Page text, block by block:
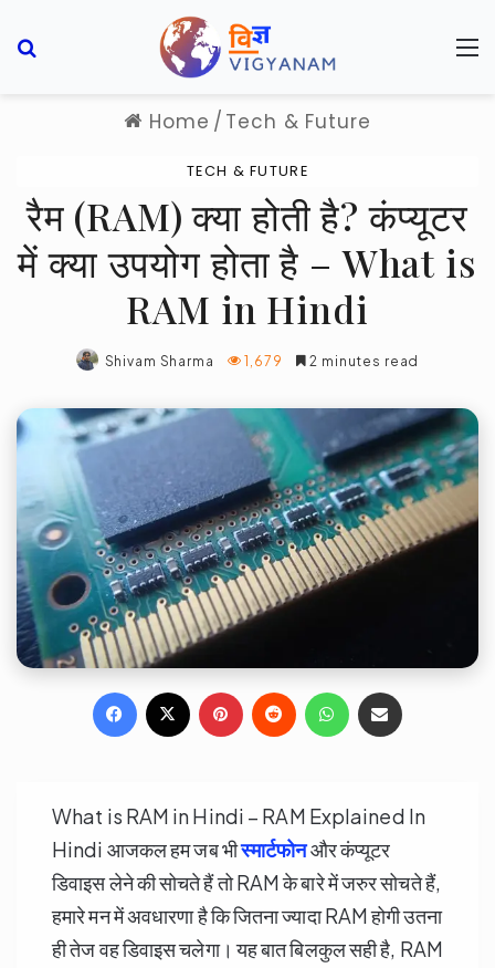
Home / Tech & Future
TECH & FUTURE
रैम (RAM) क्या होती है? कंप्यूटर
में क्या उपयोग होता है – What is
RAM in Hindi
Shivam Sharma 1,679 2 minutes read
Facebook Pinterest
Reddit WhatsApp
What is RAM in Hindi – RAM Explained In
Hindi आजकल हम जब भीस्मार्टफोनऔर कंप्यूटर
डिवाइस लेने की सोचते हैं तो RAM के बारे में जरुर सोचते हैं,
हमारे मन में अवधारणा है कि जितना ज्यादा RAM होगी उतना
ही तेज वह डिवाइस चलेगा। यह बात बिलकुल सही है, RAM